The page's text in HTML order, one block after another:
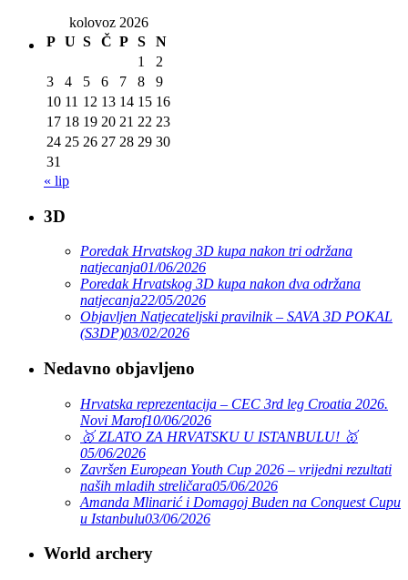
kolovoz 2026
P U S Č P S
N
1
2
3
4 5 6 7 8
9
10 11 12 13 14 15 16
17 18 19 20 21 22 23
24 25 26 27 28 29 30
31
« lip
3D
Poredak Hrvatskog 3D kupa nakon tri održana
natjecanja01/06/2026
Poredak Hrvatskog 3D kupa nakon dva održana
natjecanja22/05/2026
Objavljen Natjecateljski pravilnik – SAVA 3D POKAL
(S3DP)03/02/2026
Nedavno objavljeno
Hrvatska reprezentacija – CEC 3rd leg Croatia 2026.
Novi Marof10/06/2026
🥇 ZLATO ZA HRVATSKU U ISTANBULU! 🥇
05/06/2026
Završen European Youth Cup 2026 – vrijedni rezultati
naših mladih streličara05/06/2026
Amanda Mlinarić i Domagoj Buden na Conquest Cupu
u Istanbulu03/06/2026
World archery